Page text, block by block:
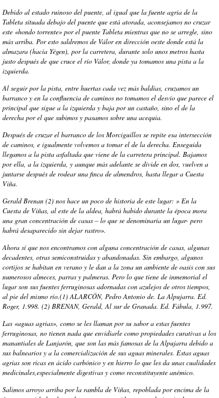
Debido al estado ruinoso del puente, al igual que la fuente agria de la
Tableta situada debajo del puente que está atorada, aconsejamos no cruzar
este «hondo torrente» por el puente Tableta mientras que no se arregle, sino
más arriba. Por esto saldremos de Válor en dirección oeste donde está la
almazara (hacia Yégen), por la carretera, durante solo unos metros hasta
justo después de que cruce el río Válor, donde ya tomamos una pista a la
izquierda.
Al seguir por la pista, entre huertas cada vez más baldías, cruzamos un
barranco y en la confluencia de caminos no tomamos el desvío que parece el
principal que sigue a la izquierda y baja por un castaño, sino el de la
derecha por el que subimos y pasamos sobre una acequia.
Después de cruzar el barranco de los Morciguillos se repite esa intersección
de caminos, e igualmente volvemos a tomar el de la derecha. Enseguida
llegamos a la pista asfaltada que viene de la carretera principal. Bajamos
por ella, a la izquierda, y aunque más adelante se divide en dos, vuelven a
juntarse después de rodear una finca de almendros, hasta llegar a Cuesta
Viña.
Gerald Brenan (2) nos hace un poco de historia de este lugar: » En la
Cuesta de Viñas, al este de la aldea, habrá habido durante la época mora
una gran concentración de casas – lo que se denominaría un lugar- pero
habrá desaparecido sin dejar rastro».
Ahora sí que nos encontramos con alguna concentración de casas, algunas
decadentes, otras semiconstruidas y abandonadas. Sin embargo, algunos
cortijos se habitan en verano y le dan a la zona un ambiente de oasis con sus
numerosos almeces, parras y palmeras. Pero lo que tiene de inmemorial el
lugar son sus fuentes ferruginosas adornadas con azulejos de otros tiempos,
al pie del mismo río.(1) ALARCÖN, Pedro Antonio de. La Alpujarra. Ed.
Roger, 1.998. (2) BRENAN, Gerald, Al sur de Granada. Ed. Fábula, 1.997.
Las «aguas agrias», como se les llaman por su sabor a estas fuentes
ferruginosas, no tienen nada que envidiarle como propiedades curativas a los
manantiales de Lanjarón, que son las más famosas de la Alpujarra debido a
sus balnearios y a la comercialización de sus aguas minerales. Estas aguas
agrias son ricas en ácido carbónico y en hierro lo que les da unas cualidades
medicinales,especialmente digestivas y como reconstituyente anémico.
Salimos arroyo arriba por la rambla de Viñas, repoblada por encima de la